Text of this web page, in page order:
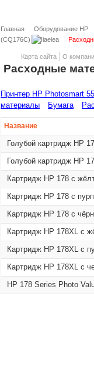
Карта сайта О
Главная
Оборудование HP
(CQ176C)
Расходные
Принтер HP Photosmart
материалы
Бумага
Название
Голубой картридж HP
Голубой картридж HP
Картридж HP 178 с
Картридж HP 178 с
Картридж HP 178 с
Картридж HP 178XL с
Картридж HP 178XL с
Картридж HP 178XL с
HP 178 Series Photo